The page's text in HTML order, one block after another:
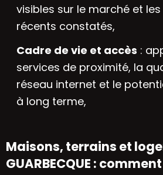
visibles sur le marché et
récents constatés,
Cadre de vie et accès :
services de proximité, la
réseau internet et le
à long terme,
Maisons, terrains et
GUARBECQUE :